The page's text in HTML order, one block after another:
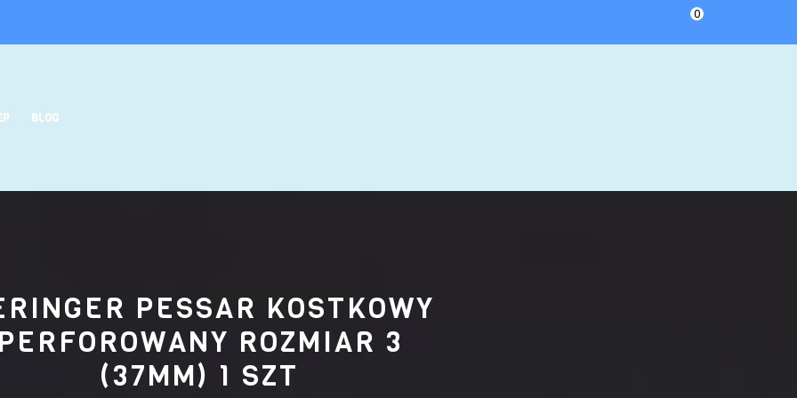
0
BLOG
PESSAR KOSTKOWY
PERFOROWANY ROZMIAR 3
(37MM) 1 SZT